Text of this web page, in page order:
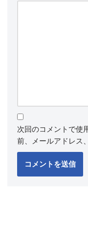
次回のコメントで使
前、メールアドレス